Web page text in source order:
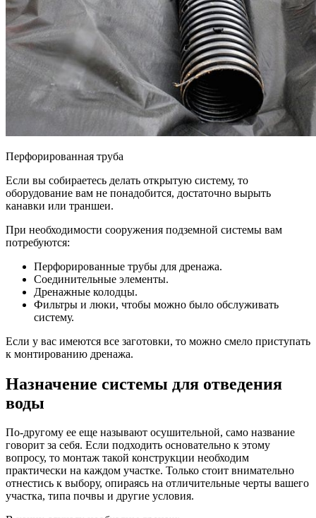
Перфорированная труба
Если вы собираетесь делать открытую систему, то
оборудование вам не понадобится, достаточно вырыть
канавки или траншеи.
При необходимости сооружения подземной системы вам
потребуются:
Перфорированные трубы для дренажа.
Соединительные элементы.
Дренажные колодцы.
Фильтры и люки, чтобы можно было обслуживать
систему.
Если у вас имеются все заготовки, то можно смело приступать
к монтированию дренажа.
Назначение системы для отведения
воды
По-другому ее еще называют осушительной, само название
говорит за себя. Если подходить основательно к этому
вопросу, то монтаж такой конструкции необходим
практически на каждом участке. Только стоит внимательно
отнестись к выбору, опираясь на отличительные черты вашего
участка, типа почвы и другие условия.